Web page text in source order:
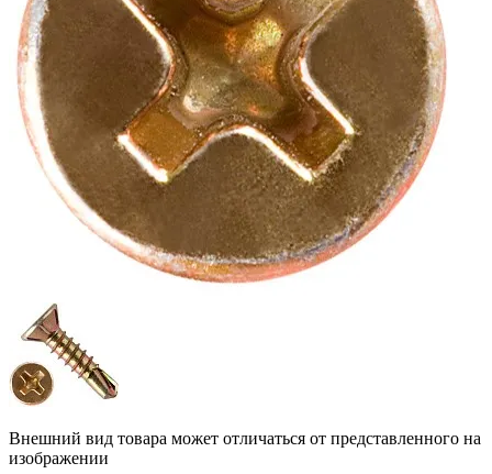
Внешний вид товара может отличаться от представленного на
изображении